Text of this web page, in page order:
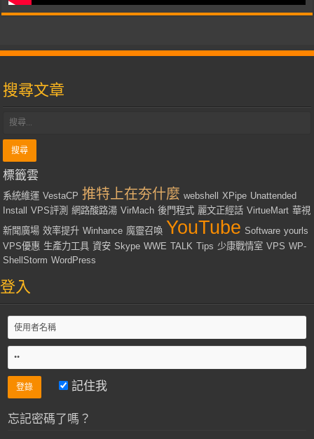
搜尋文章
標籤雲
系統維運 VestaCP 推特上在夯什麼 webshell XPipe Unattended
Install VPS評測 網路酸路湯 VirMach 後門程式 麗文正經話 VirtueMart 華視
新聞廣場 效率提升 Winhance 魔靈召喚 YouTube Software yourls
VPS優惠 生產力工具 資安 Skype WWE TALK Tips 少康戰情室 VPS WP-
ShellStorm WordPress
登入
記住我
忘記密碼了嗎？